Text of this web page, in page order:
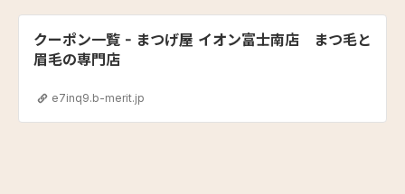
クーポン一覧 - まつげ屋 イオン富士南店 まつ毛と
眉毛の専門店
e7inq9.b-merit.jp